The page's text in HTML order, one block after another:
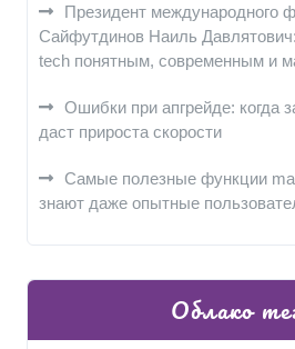
Президент международного
Сайфутдинов Наиль
tech понятным, современным и
Ошибки при апгрейде: когда
даст прироста скорости
Самые полезные функции
знают даже опытные
Облако